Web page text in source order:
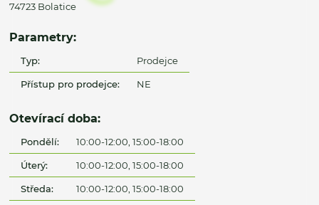
74723 Bolatice
Parametry:
Typ: Prodejce
Přístup pro prodejce: NE
Otevírací doba:
Pondělí: 10:00-12:00, 15:00-18:00
Úterý: 10:00-12:00, 15:00-18:00
Středa: 10:00-12:00, 15:00-18:00